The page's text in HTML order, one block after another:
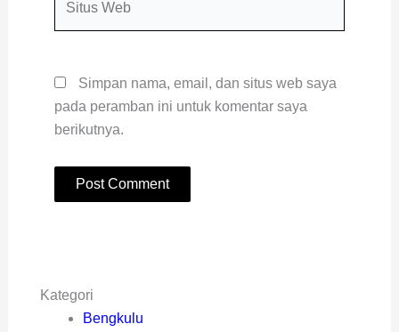
Simpan nama, email, dan situs web saya
pada peramban ini untuk komentar saya
berikutnya.
Kategori
Bengkulu